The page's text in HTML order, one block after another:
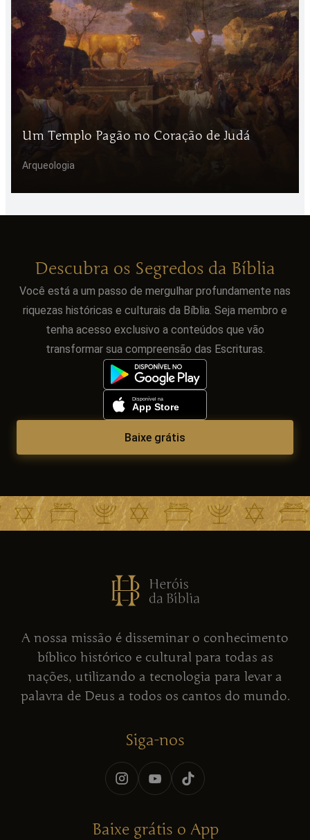
Um Templo Pagão no Coração de Judá
Arqueologia
Descubra os Segredos da Bíblia
Você está a um passo de mergulhar profundamente nas
riquezas históricas e culturais da Bíblia. Seja membro e
tenha acesso exclusivo a conteúdos que vão
transformar sua compreensão das Escrituras.
Baixe grátis
A nossa missão é disseminar o conhecimento
bíblico histórico e cultural para todas as
nações, utilizando a tecnologia para levar a
palavra de Deus a todos os cantos do mundo.
Siga-nos
Baixe grátis o App